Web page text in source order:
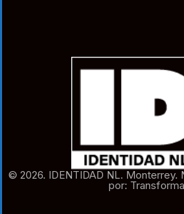
© 2026. IDENTIDAD NL. Monterrey.
por: Transforma